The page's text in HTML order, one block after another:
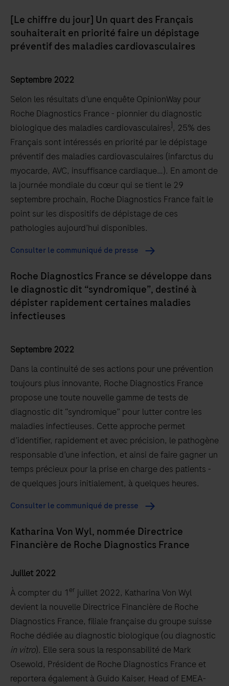
[Le chiffre du jour] Un quart des Français
souhaiterait en priorité faire un dépistage
préventif des maladies cardiovasculaires
Septembre 2022
Selon les résultats d’une enquête OpinionWay pour
Roche Diagnostics France - pionnier du diagnostic
biologique des maladies cardiovasculaires], 25% des
Français sont intéressés en priorité par le dépistage
préventif des maladies cardiovasculaires (infarctus du
myocarde, AVC, insuffisance cardiaque…). En amont de
la journée mondiale du cœur qui se tient le 29
septembre prochain, Roche Diagnostics France fait le
point sur les dispositifs de dépistage de ces
pathologies aujourd’hui disponibles.
Consulter le communiqué de presse
Roche Diagnostics France se développe dans
le diagnostic dit “syndromique”, destiné à
dépister rapidement certaines maladies
infectieuses
Septembre 2022
Dans la continuité de ses actions pour une prévention
toujours plus innovante, Roche Diagnostics France
propose une toute nouvelle gamme de tests de
diagnostic dit “syndromique” pour lutter contre les
maladies infectieuses. Cette approche permet
d’identifier, rapidement et avec précision, le pathogène
responsable d’une infection, et ainsi de faire gagner un
temps précieux pour la prise en charge des patients -
de quelques jours initialement, à quelques heures.
Consulter le communiqué de presse
Katharina Von Wyl, nommée Directrice
Financière de Roche Diagnostics France
Juillet 2022
À compter du 1 er juillet 2022, Katharina Von Wyl
devient la nouvelle Directrice Financière de Roche
Diagnostics France, filiale française du groupe suisse
Roche dédiée au diagnostic biologique (ou diagnostic
in vitro). Elle sera sous la responsabilité de Mark
Osewold, Président de Roche Diagnostics France et
reportera également à Guido Kaiser, Head of EMEA-